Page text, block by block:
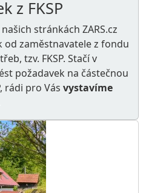
z FKSP
stránkách ZARS.cz
zaměstnavatele z fondu
, tzv. FKSP. Stačí v
požadavek na částečnou
rádi pro Vás vystavíme